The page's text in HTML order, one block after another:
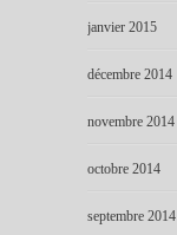
janvier 2015
décembre 2014
novembre 2014
octobre 2014
septembre 2014